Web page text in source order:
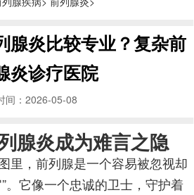
腺炎比较专业？复杂前
炎诊疗医院
间：2026-05-08
腺炎成为难言之隐
里，前列腺是一个容易被忽视却
。它像一个忠诚的卫士，守护着